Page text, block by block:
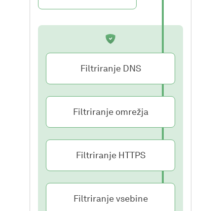
Filtriranje DNS
Filtriranje omrežja
Filtriranje HTTPS
Filtriranje vsebine